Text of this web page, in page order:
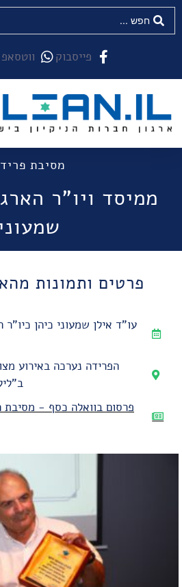
פייסבוק ווטסאפ
מסיבת
ממיסד ויו"ר
פרטים ותמונות
הפרידה נערכה באירוע
פרסום בוואלה כסף - מסיבת